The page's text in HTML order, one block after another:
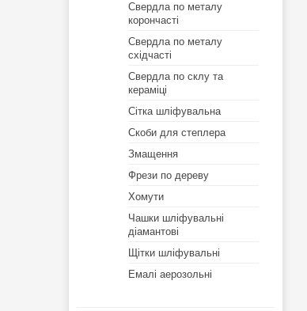
Свердла по металу
корончасті
Свердла по металу
східчасті
Свердла по склу та
кераміці
Сітка шліфувальна
Скоби для степлера
Змащення
Фрези по дереву
Хомути
Чашки шліфувальні
діамантові
Щітки шліфувальні
Емалі аерозольні